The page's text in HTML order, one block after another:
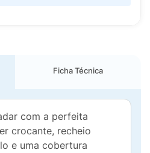
Ficha Técnica
com a perfeita
crocante, recheio
e uma cobertura